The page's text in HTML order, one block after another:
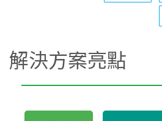
解決方案亮點